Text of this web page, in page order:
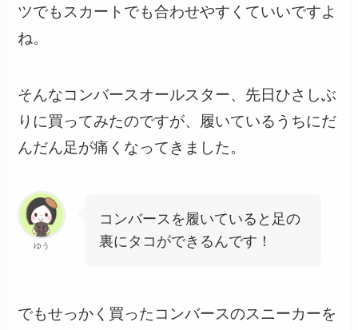
ツでもスカートでも合わせやすくていいですよ
ね。
そんなコンバースオールスター、先日ひさしぶ
りに買ってみたのですが、履いているうちにだ
んだん足が痛くなってきました。
ゆう
コンバースを履いていると足の
裏にタコができるんです！
でもせっかく買ったコンバースのスニーカーを